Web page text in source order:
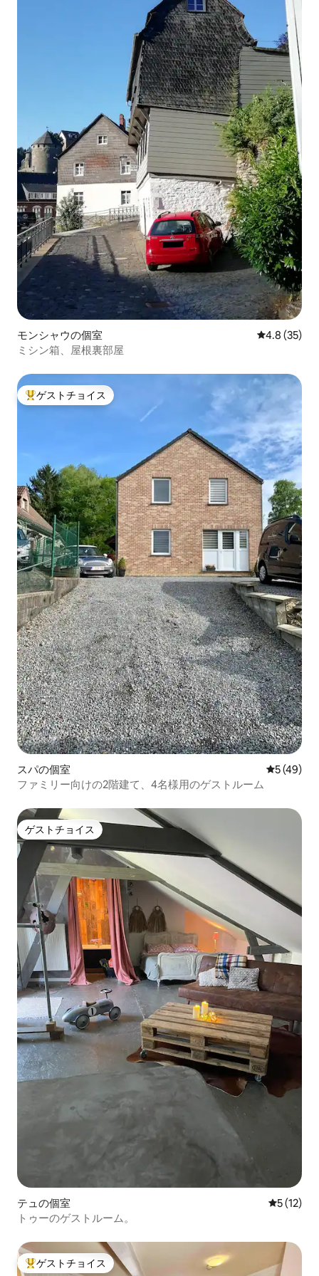
モンシャウの個室 レビュー35
4.8 (35)
ミシン箱、屋根裏部屋
大好評のゲストチョイスです。
ゲストチョイス
スパの個室 レビュー
5 (49)
ファミリー向けの2階建て、4名様用のゲストルーム
ゲストチョイス
ゲストチョイス
テュの個室 レビュー
5 (12)
トゥーのゲストルーム。
大好評のゲストチョイスです。
ゲストチョイス